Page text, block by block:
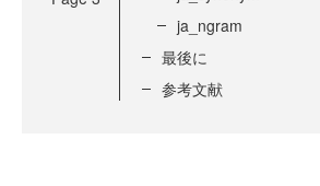
ja_ngram
最後に
参考文献